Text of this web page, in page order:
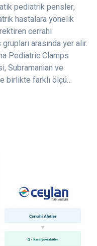
pediatrik pensler,
hastalara yönelik
cerrahi
arasında yer alır.
Pediatric Clamps
Subramanian ve
birlikte farklı ölçü…